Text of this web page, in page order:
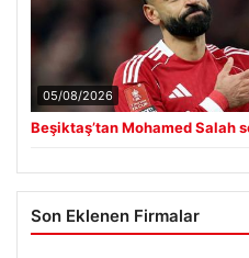
05/08/2026
Beşiktaş’tan Mohamed Salah
Son Eklenen Firmalar